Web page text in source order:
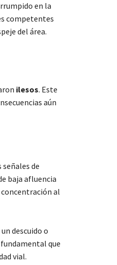
en la
competentes
del área.
ilesos. Este
aún
de
baja afluencia
al
descuido o
que
vial.